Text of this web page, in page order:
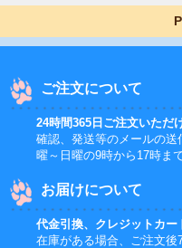
ご注文について
24時間365日ご注文いただ
確認、発送等のメールの送
曜～日曜の9時から17時ま
お届けについて
代金引換、クレジットカー
在庫がある場合、ご注文